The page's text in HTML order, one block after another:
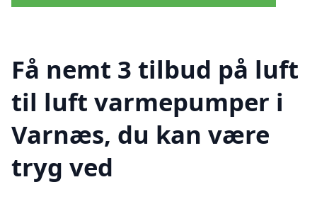
Få nemt 3 tilbud på luft
til luft varmepumper i
Varnæs, du kan være
tryg ved